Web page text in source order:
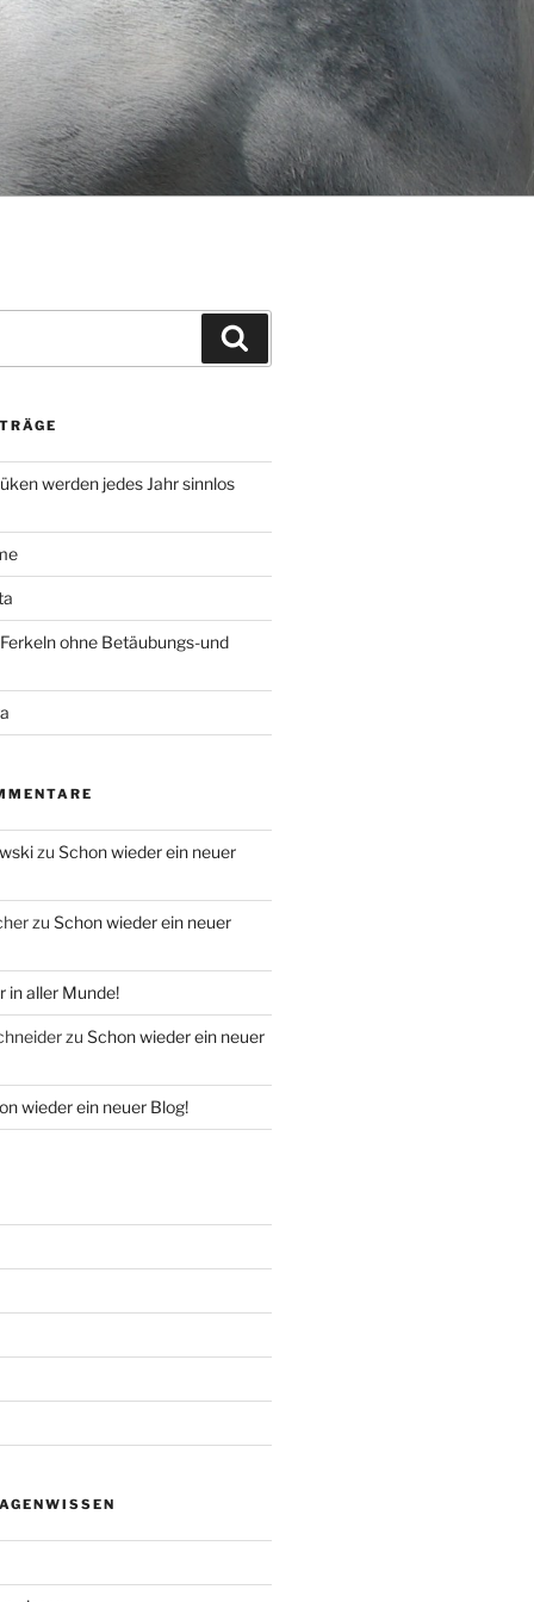
werden jedes Jahr sinnlos
ohne Betäubungs-und
zu Schon wieder ein neuer
zu Schon wieder ein neuer
in aller Munde!
zu Schon wieder ein neuer
wieder ein neuer Blog!